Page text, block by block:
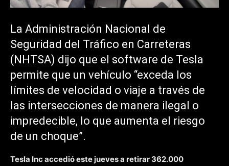
La Administración Nacional de
Seguridad del Tráfico en Carreteras
(NHTSA) dijo que el software de Tesla
permite que un vehículo “exceda los
límites de velocidad o viaje a través de
las intersecciones de manera ilegal o
impredecible, lo que aumenta el riesgo
de un choque”.
Tesla Inc accedió este jueves a retirar 362.000